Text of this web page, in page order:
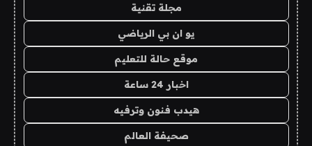
مجلة تقنية
يو ان بي الرياضي
موقع حالة للتعليم
اخبار 24 ساعة
هيدب فنون وترفيه
صحيفة العالم